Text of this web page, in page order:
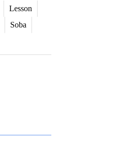
Lesson
Soba